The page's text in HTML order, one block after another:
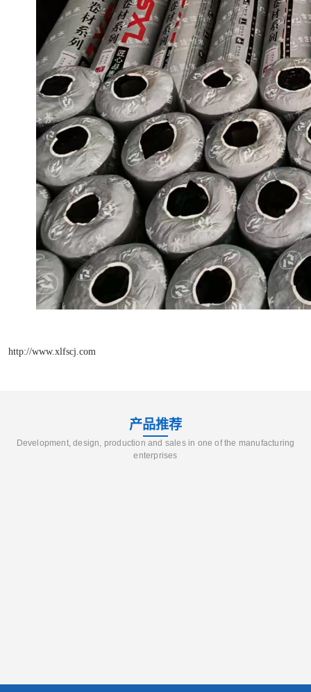
http://www.xlfscj.com
产品推荐
Development, design, production and sales in one of the manufacturing
enterprises